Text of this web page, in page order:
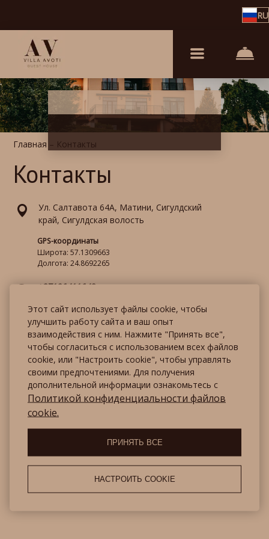
Этот сайт использует файлы cookie, чтобы
улучшить работу сайта и ваш опыт
взаимодействия с ним. Нажмите "Принять все",
чтобы согласиться с использованием всех файлов
cookie, или "Настроить cookie", чтобы управлять
своими предпочтениями. Для получения
дополнительной информации ознакомьтесь с
Политикой конфиденциальности файлов
cookie.
ПРИНЯТЬ ВСЕ
НАСТРОИТЬ COOKIE
RU
Главная – Контакты
Контакты
Ул. Cалтавота 64А, Матини, Сигулдский
край, Сигулдская волость
GPS-координаты
Широта: 57.1309663
Долгота: 24.8692265
+37126411648
+37125228515
Директор - Олеся
WhatsApp:+37125228515
Villaavoti@gmail.com
Местоположение и маршрут